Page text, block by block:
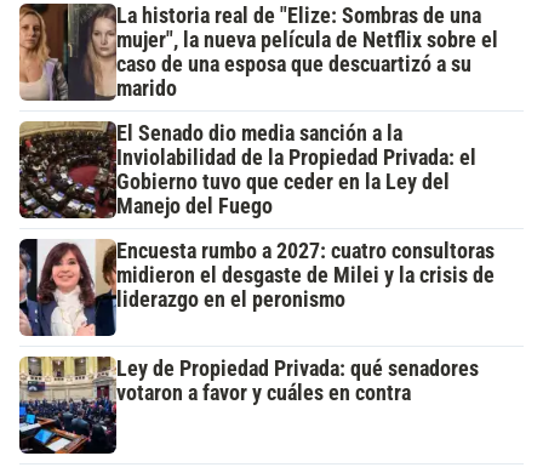
La historia real de "Elize: Sombras de una
mujer", la nueva película de Netflix sobre el
caso de una esposa que descuartizó a su
marido
El Senado dio media sanción a la
Inviolabilidad de la Propiedad Privada: el
Gobierno tuvo que ceder en la Ley del
Manejo del Fuego
Encuesta rumbo a 2027: cuatro consultoras
midieron el desgaste de Milei y la crisis de
liderazgo en el peronismo
Ley de Propiedad Privada: qué senadores
votaron a favor y cuáles en contra